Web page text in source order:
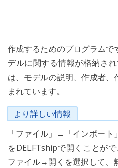
作成するためのプログラム
デルに関する情報が格納さ
は、モデルの説明、作成者
まれています。
より詳しい情報
「ファイル」→「インポー
をDELFTshipで開くことが
ファイル→開くを選択して、